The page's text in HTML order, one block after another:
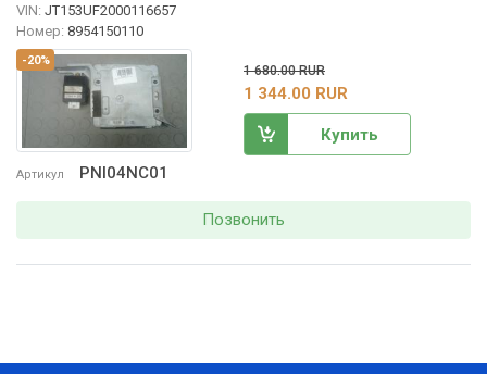
-20%
Артикул PNI04NC01
VIN: JT153UF2000116657
Номер: 8954150110
1 680.00 RUR
1 344.00 RUR
Купить
Позвонить